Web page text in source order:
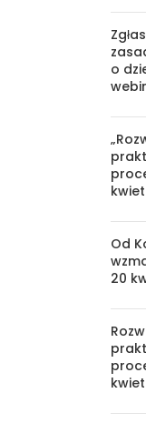
o
Od
20